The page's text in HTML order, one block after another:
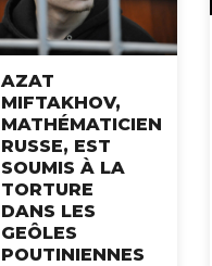
AZAT
MIFTAKHOV,
MATHÉMATICIEN
RUSSE, EST
SOUMIS À LA
TORTURE
DANS LES
GEÔLES
POUTINIENNES